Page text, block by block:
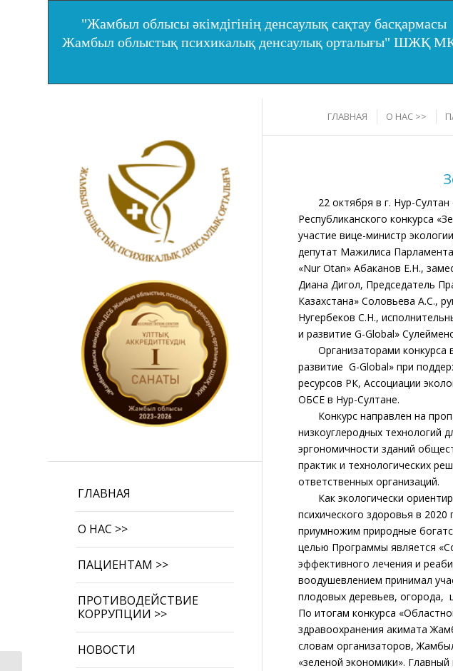
"Жамбыл облысы әкімдігінің денсаулық сақтау басқармасы
Жамбыл облыстық психикалық денсаулық орталығы" ШЖҚ
ГЛАВНАЯ
О НАС >>
ПАЦИЕНТАМ >>
ПРОТИВОДЕЙСТВИЕ
КОРРУПЦИИ >>
НОВОСТИ
ГЛАВНАЯ О НАС >>
22 октября в г. Нур-Султан
Республиканского конкурса
участие вице-министр
депутат Мажилиса
«Nur Otan» Абаканов Е.Н.,
Диана Дигол, Председатель
Казахстана» Соловьева А.С.,
Нугербеков С.Н.,
и развитие G-Global»
Организаторами конкурса
развитие G-Global» при
ресурсов РК, Ассоциации
ОБСЕ в Нур-Султане.
Конкурс направлен на
низкоуглеродных технологий
эргономичности зданий
практик и технологических
ответственных организаций.
Как экологически
психического здоровья в
приумножим природные
целью Программы является
эффективного лечения и
воодушевлением принимал
плодовых деревьев, огорода,
По итогам конкурса
здравоохранения акимата
словам организаторов,
«зеленой экономики».